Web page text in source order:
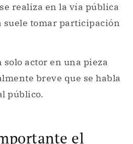
realiza en la vía pública
suele tomar participación
solo actor en una pieza
breve que se habla
público.
el